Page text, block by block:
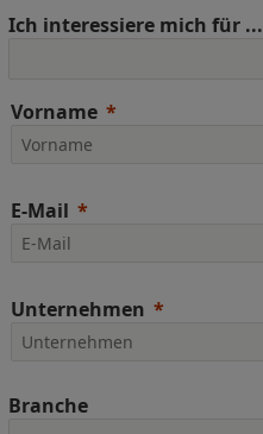
Ich interessiere mich für ...
Vorname
E-Mail
Unternehmen
Branche